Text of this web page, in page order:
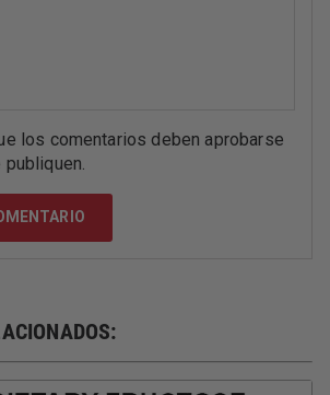
los comentarios deben aprobarse